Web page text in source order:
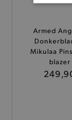
Armed
Mikulaa
blazer